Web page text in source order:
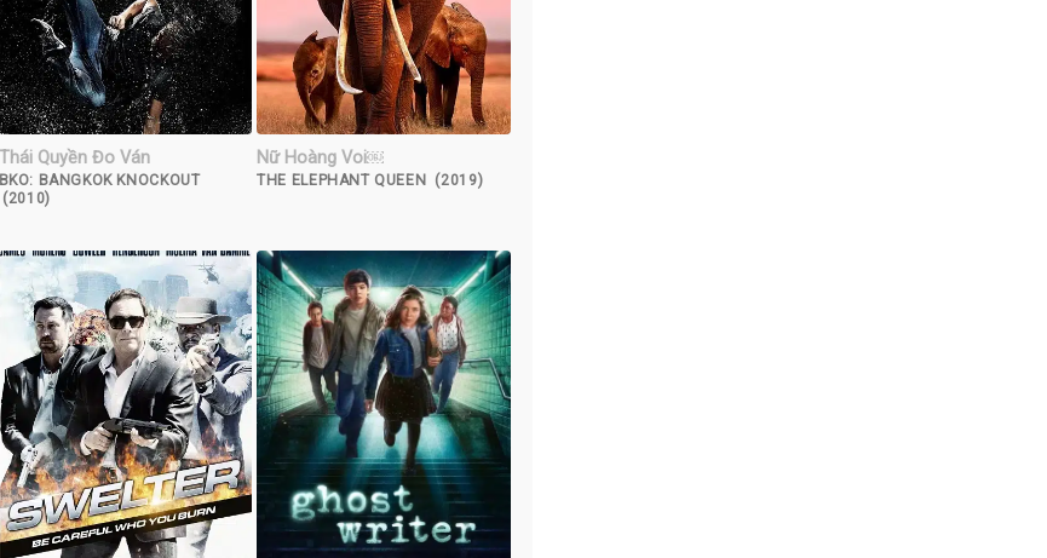
Thái Quyền Đo Ván
BKO: BANGKOK KNOCKOUT
(2010)
Nữ Hoàng Voi￼
THE ELEPHANT QUEEN (2019)